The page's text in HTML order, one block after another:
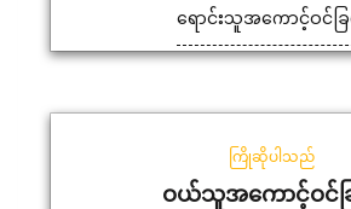
ရောင်းသူအကောင့်ဝင်ခြ
ကြိုဆိုပါသည်
ဝယ်သူအကောင့်ဝင်ခ